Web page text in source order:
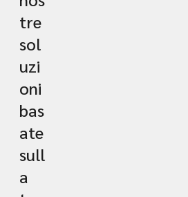
tre
sol
uzi
oni
bas
ate
sull
a